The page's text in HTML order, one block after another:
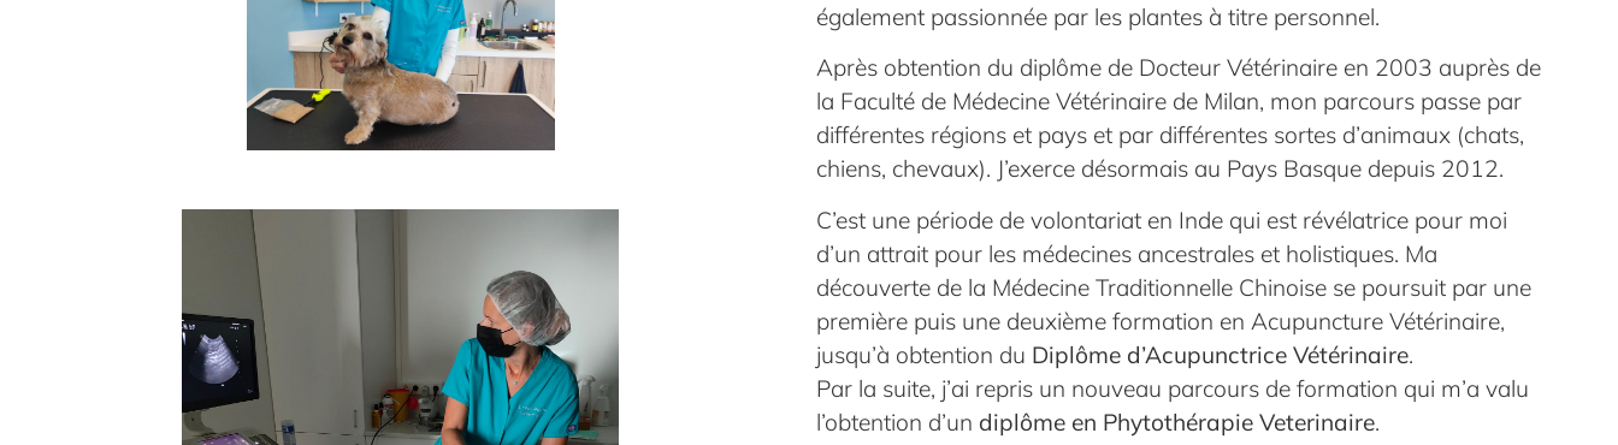
également passionnée par les plantes à titre personnel.
Après obtention du diplôme de Docteur Vétérinaire en 2003 auprès de
la Faculté de Médecine Vétérinaire de Milan, mon parcours passe par
différentes régions et pays et par différentes sortes d’animaux (chats,
chiens, chevaux). J’exerce désormais au Pays Basque depuis 2012.
C’est une période de volontariat en Inde qui est révélatrice pour moi
d’un attrait pour les médecines ancestrales et holistiques. Ma
découverte de la Médecine Traditionnelle Chinoise se poursuit par une
première puis une deuxième formation en Acupuncture Vétérinaire,
jusqu’à obtention du Diplôme d’Acupunctrice Vétérinaire.
Par la suite, j’ai repris un nouveau parcours de formation qui m’a valu
l’obtention d’un diplôme en Phytothérapie Veterinaire.